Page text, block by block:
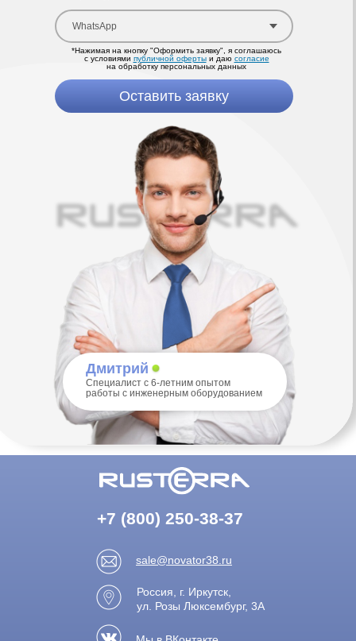
Специалист с 6-летним опытом
работы с инженерным оборудованием
Дмитрий
Все права защищены ©
Пользовательское соглашение
RusTerra®
sale@novator38.ru
Россия, г. Иркутск,
ул. Розы Люксембург, 3А
Мы в ВКонтакте
Заказать звонок
+7 (800) 250-38-37
Баки для воды
Труба и
фитинги
Дорожные
блоки
Якорная
скоба
Made on Tilda